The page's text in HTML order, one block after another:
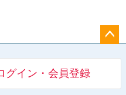
へ
グイン・会員登録